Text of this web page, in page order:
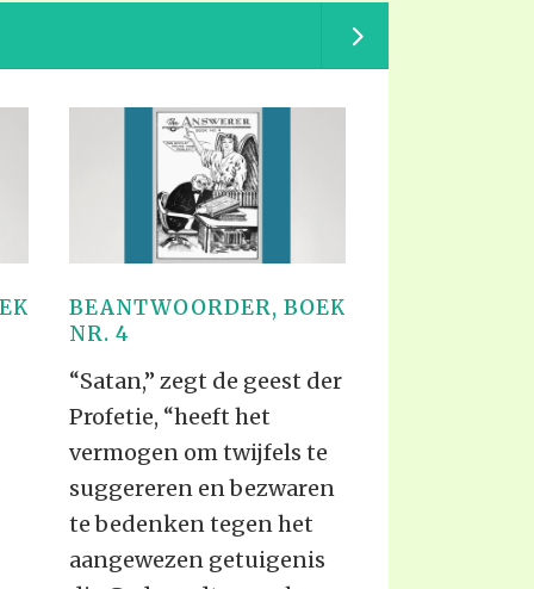
THE PROPHETS
BEANTWOORDER, BOEK
NR. 4
“Satan,” zegt de geest der
Profetie, “heeft het
vermogen om twijfels te
suggereren en bezwaren
te bedenken tegen het
aangewezen getuigenis